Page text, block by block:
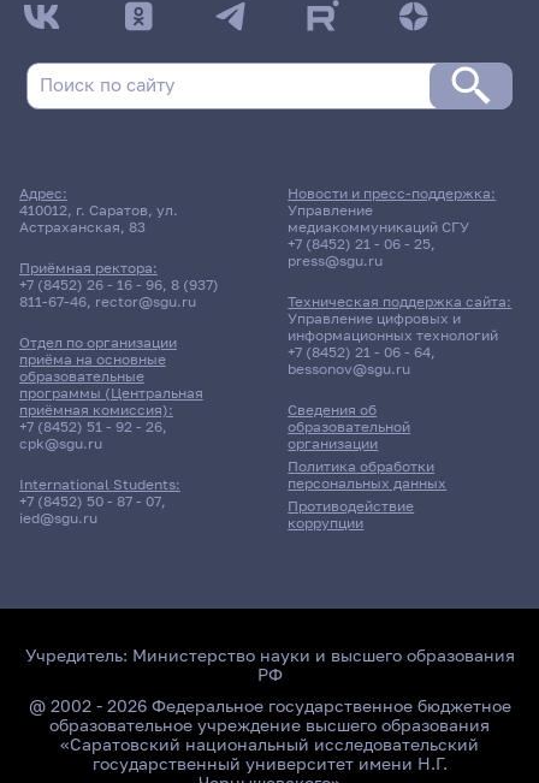
Адрес:
410012, г. Саратов, ул.
Астраханская, 83
Приёмная ректора:
+7 (8452) 26 - 16 - 96, 8 (937)
811-67-46, rector@sgu.ru
Отдел по организации
приёма на основные
образовательные
программы (Центральная
приёмная комиссия):
+7 (8452) 51 - 92 - 26,
cpk@sgu.ru
International Students:
+7 (8452) 50 - 87 - 07,
ied@sgu.ru
Сведения об
образовательной
организации
Политика обработки
персональных данных
Противодействие
коррупции
Новости и пресс-поддержка:
Управление
медиакоммуникаций СГУ
+7 (8452) 21 - 06 - 25,
press@sgu.ru
Техническая поддержка сайта:
Управление цифровых и
информационных технологий
+7 (8452) 21 - 06 - 64,
bessonov@sgu.ru
Учредитель: Министерство науки и высшего образования
РФ
@ 2002 - 2026 Федеральное государственное бюджетное
образовательное учреждение высшего образования
«Саратовский национальный исследовательский
государственный университет имени Н.Г.